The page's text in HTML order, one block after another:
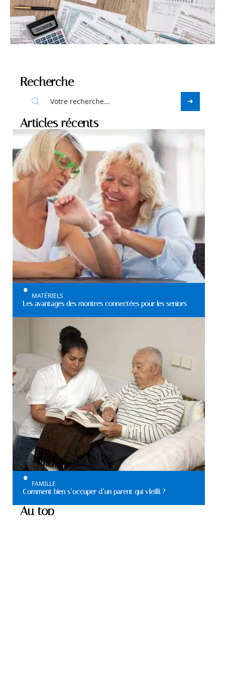
Recherche
Articles récents
MATÉRIELS
Les avantages des montres connectées pour les seniors
FAMILLE
Comment bien s’occuper d’un parent qui vIeilli ?
Au top